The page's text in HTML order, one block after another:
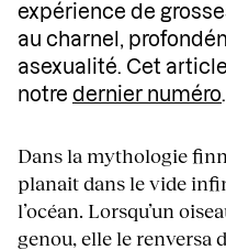
expérience de
au charnel,
asexualité. Cet
notre dernier numéro
Dans la mythologie
planait dans le vide
l’océan. Lorsqu’un
genou, elle le renversa